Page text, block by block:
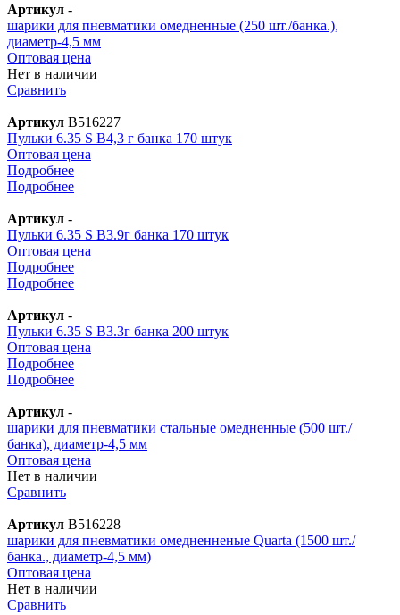
Артикул -
шарики для пневматики омедненные (250 шт./банка.),
диаметр-4,5 мм
Оптовая цена
Нет в наличии
Сравнить
Артикул В516227
Пульки 6.35 S B4,3 г банка 170 штук
Оптовая цена
Подробнее
Подробнее
Артикул -
Пульки 6.35 S B3.9г банка 170 штук
Оптовая цена
Подробнее
Подробнее
Артикул -
Пульки 6.35 S B3.3г банка 200 штук
Оптовая цена
Подробнее
Подробнее
Артикул -
шарики для пневматики стальные омедненные (500 шт./
банка), диаметр-4,5 мм
Оптовая цена
Нет в наличии
Сравнить
Артикул В516228
шарики для пневматики омедненненые Quarta (1500 шт./
банка., диаметр-4,5 мм)
Оптовая цена
Нет в наличии
Сравнить